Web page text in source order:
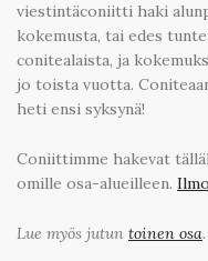
viestintäconiitti haki
kokemusta, tai edes
conitealaista, ja
jo toista vuotta.
heti ensi syksynä!
Coniittimme hakevat
omille osa-alueilleen.
Lue myös jutun toinen osa.